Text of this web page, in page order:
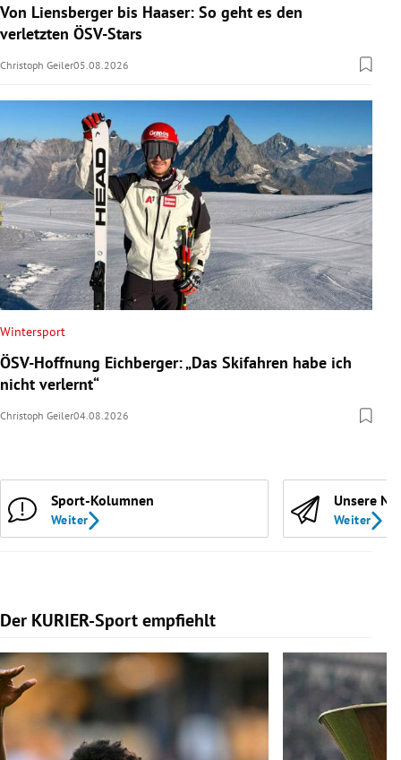
Von Liensberger bis Haaser: So geht es den
verletzten ÖSV-Stars
Christoph Geiler05.08.2026
Wintersport
ÖSV-Hoffnung Eichberger: „Das Skifahren habe ich
nicht verlernt“
Christoph Geiler04.08.2026
Sport-Kolumnen
Weiter
Unsere
Weiter
Der KURIER-Sport empfiehlt
Slide 1 von 5